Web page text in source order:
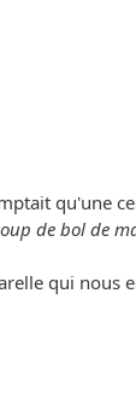
qu'une
de bol de
qui nous